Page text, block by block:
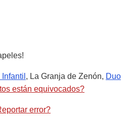
, La Granja de Zenón, Duo
están equivocados?
error?